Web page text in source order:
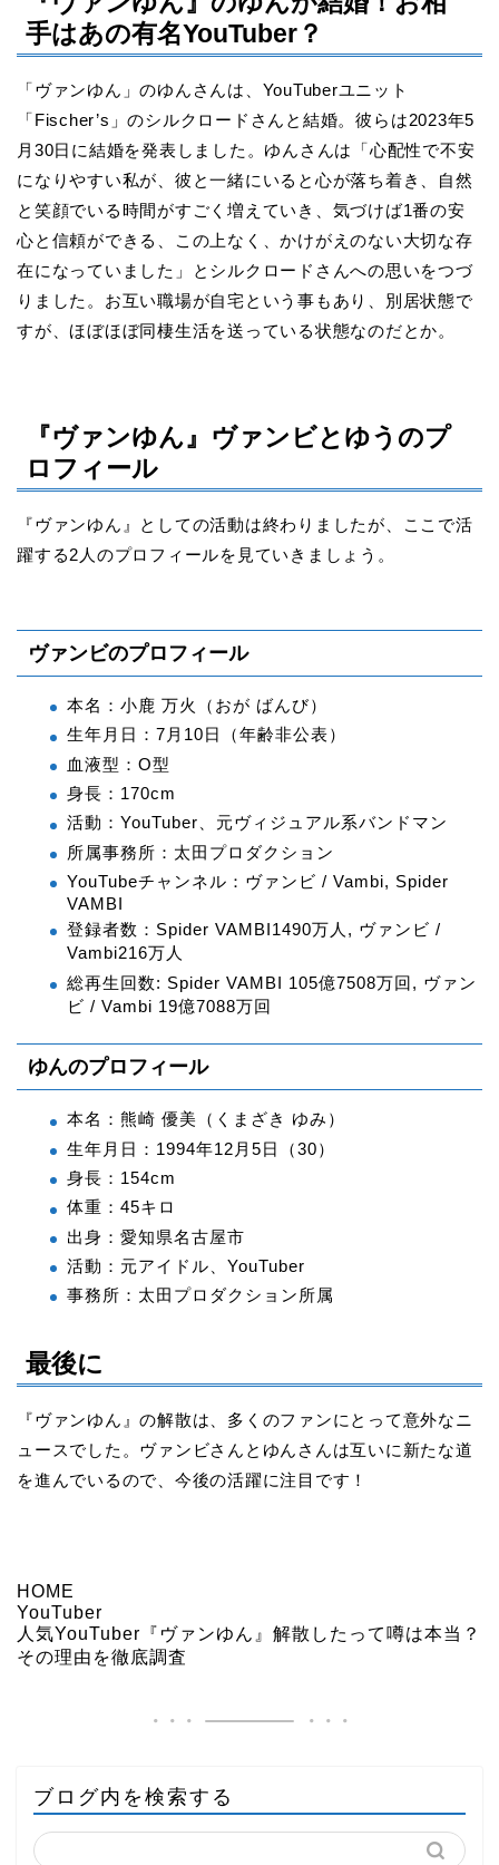
手はあの有名YouTuber？
「ヴァンゆん」のゆんさんは、YouTuberユニット
「Fischer’s」のシルクロードさんと結婚。彼らは2023年5
月30日に結婚を発表しました。ゆんさんは「心配性で不安
になりやすい私が、彼と一緒にいると心が落ち着き、自然
と笑顔でいる時間がすごく増えていき、気づけば1番の安
心と信頼ができる、この上なく、かけがえのない大切な存
在になっていました」とシルクロードさんへの思いをつづ
りました。お互い職場が自宅という事もあり、別居状態で
すが、ほぼほぼ同棲生活を送っている状態なのだとか。
『ヴァンゆん』ヴァンビとゆうのプ
ロフィール
『ヴァンゆん』としての活動は終わりましたが、ここで活
躍する2人のプロフィールを見ていきましょう。
ヴァンビのプロフィール
本名：小鹿 万火（おが ばんび）
生年月日：7月10日（年齢非公表）
血液型：O型
身長：170cm
活動：YouTuber、元ヴィジュアル系バンドマン
所属事務所：太田プロダクション
YouTubeチャンネル：ヴァンビ / Vambi, Spider
VAMBI
登録者数：Spider VAMBI1490万人, ヴァンビ /
Vambi216万人
総再生回数: Spider VAMBI 105億7508万回, ヴァン
ビ / Vambi 19億7088万回
ゆんのプロフィール
本名：熊崎 優美（くまざき ゆみ）
生年月日：1994年12月5日（30）
身長：154cm
体重：45キロ
出身：愛知県名古屋市
活動：元アイドル、YouTuber
事務所：太田プロダクション所属
最後に
『ヴァンゆん』の解散は、多くのファンにとって意外なニ
ュースでした。ヴァンビさんとゆんさんは互いに新たな道
を進んでいるので、今後の活躍に注目です！
HOME
YouTuber
人気YouTuber『ヴァンゆん』解散したって噂は本当？
その理由を徹底調査
ブログ内を検索する